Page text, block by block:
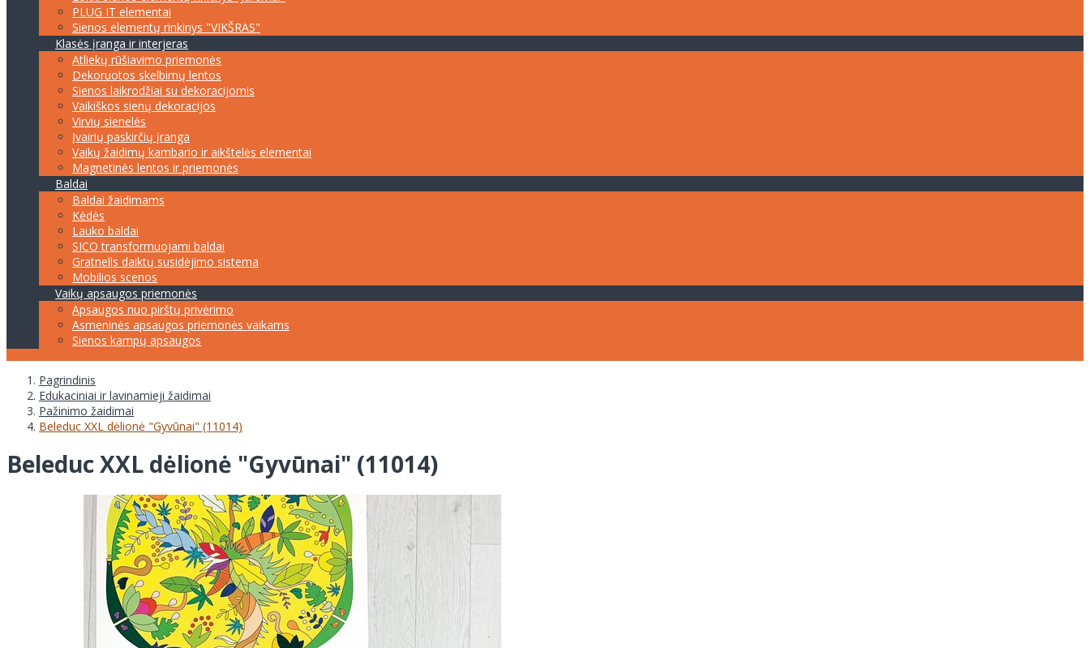
PLUG IT elementai
Sienos elementų rinkinys "VIKŠRAS"
Klasės įranga ir interjeras
Atliekų rūšiavimo priemonės
Dekoruotos skelbimų lentos
Sienos laikrodžiai su dekoracijomis
Vaikiškos sienų dekoracijos
Virvių sienelės
Įvairių paskirčių įranga
Vaikų žaidimų kambario ir aikštelės elementai
Magnetinės lentos ir priemonės
Baldai
Baldai žaidimams
Kėdės
Lauko baldai
SICO transformuojami baldai
Gratnells daiktų susidėjimo sistema
Mobilios scenos
Vaikų apsaugos priemonės
Apsaugos nuo pirštų privėrimo
Asmeninės apsaugos priemonės vaikams
Sienos kampų apsaugos
Pagrindinis
Edukaciniai ir lavinamieji žaidimai
Pažinimo žaidimai
Beleduc XXL dėlionė "Gyvūnai" (11014)
Beleduc XXL dėlionė "Gyvūnai" (11014)